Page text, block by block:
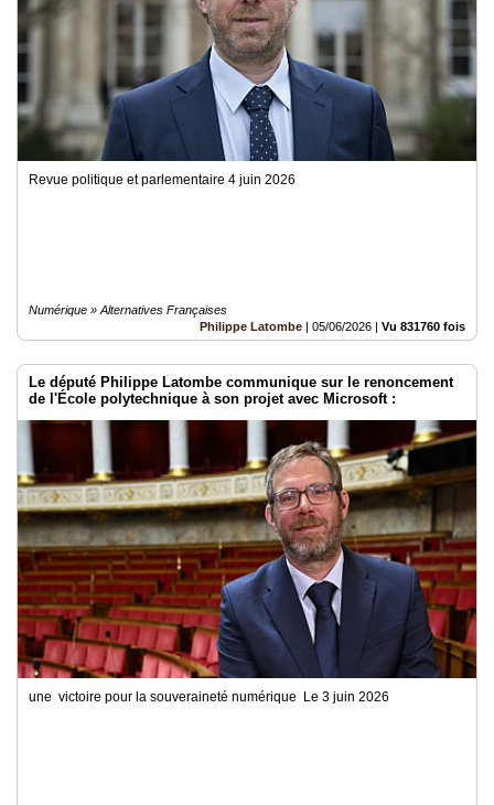
Revue politique et parlementaire 4 juin 2026
Numérique » Alternatives Françaises
Philippe Latombe | 05/06/2026 | Vu 831760 fois
Le député Philippe Latombe communique sur le renoncement
de l'École polytechnique à son projet avec Microsoft :
une victoire pour la souveraineté numérique Le 3 juin 2026